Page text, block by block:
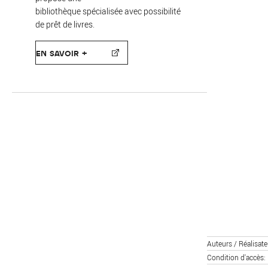
bibliothèque spécialisée avec possibilité
de prêt de livres.
EN SAVOIR +
Auteurs /
Condition d'accès